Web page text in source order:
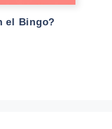
el Bingo?